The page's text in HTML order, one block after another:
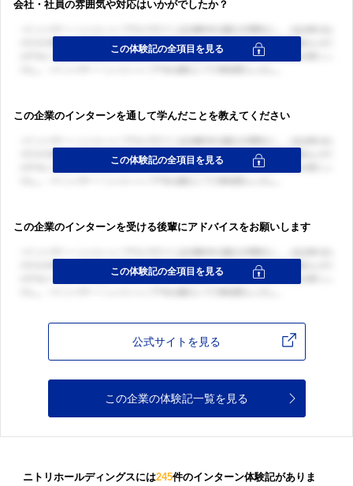
会社・社員の雰囲気や対応はいかがでしたか？
この企業のインターンを通して学んだことを教えてください
この企業のインターンを受ける後輩にアドバイスをお願いします
公式サイトを見る
この企業の体験記一覧を見る
ニトリホールディングスには245件のインターン体験記がありま
ログイン・会員登録